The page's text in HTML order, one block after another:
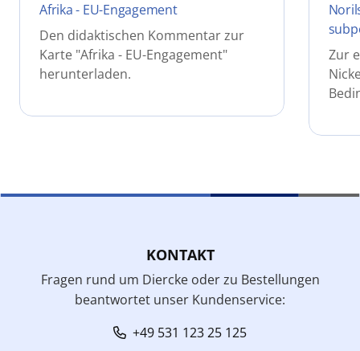
Afrika - EU-Engagement
Den didaktischen Kommentar zur
Karte "Afrika - EU-Engagement"
herunterladen.
Zur
KONTAKT
Fragen rund um Diercke oder zu Bestellungen
beantwortet unser Kundenservice:
+49 531 123 25 125